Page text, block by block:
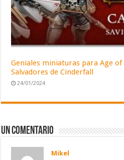
Geniales miniaturas para Age
Salvadores de Cinderfall
24/01/2024
Un comentario
Mikel